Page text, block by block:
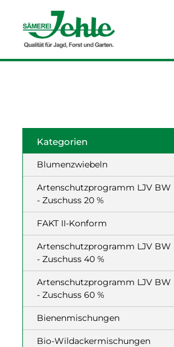
Kategorien
Blumenzwiebeln
Artenschutzprogramm LJV BW
- Zuschuss 20 %
FAKT II-Konform
Artenschutzprogramm LJV BW
- Zuschuss 40 %
Artenschutzprogramm LJV BW
- Zuschuss 60 %
Bienenmischungen
Bio-Wildackermischungen